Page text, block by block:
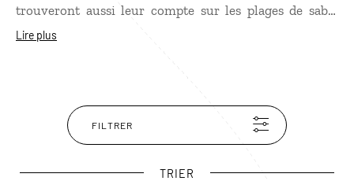
trouveront aussi leur compte sur les plages de sable
blanc baignées d’une eau turquoise. La nouvelle ville
corniche méritent le coup d’œil.
Lire plus
FILTRER
TRIER